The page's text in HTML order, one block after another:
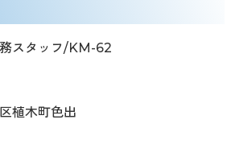
スタッフ/KM-62
植木町色出